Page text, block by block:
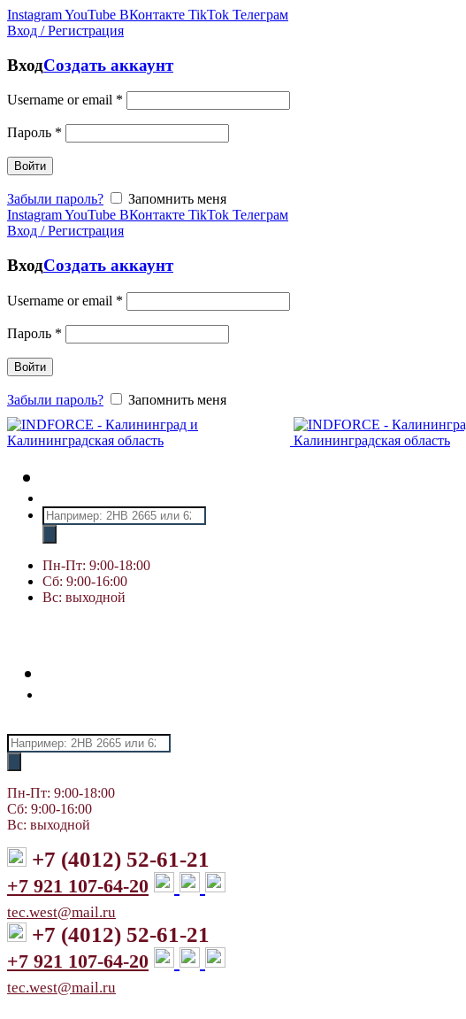
InstagramYouTube ВКонтакте TikTok Телеграм
Вход / Регистрация
ВходСоздать аккаунт
Username or email *
Пароль *
Войти
Забыли пароль?
Запомнить меня
InstagramYouTube ВКонтакте TikTok Телеграм
Вход / Регистрация
ВходСоздать аккаунт
Username or email *
Пароль *
Войти
Забыли пароль? Запомнить меня
Поиск
товаров
Пн-Пт: 9:00-18:00
Сб: 9:00-16:00
Вс: выходной
Поиск
товаров
Пн-Пт: 9:00-18:00
Сб: 9:00-16:00
Вс: выходной
+7 (4012) 52-61-21
+7 921 107-64-20
tec.west@mail.ru
+7 (4012) 52-61-21
+7 921 107-64-20
tec.west@mail.ru